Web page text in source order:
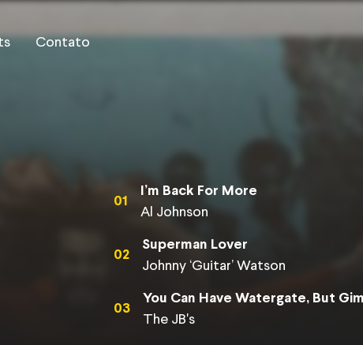
Contato
01
I’m Back For More
Al Johnson
02
Superman Lover
Johnny ‘Guitar’ Watson
03
You Can Have Watergate, But
The JB's